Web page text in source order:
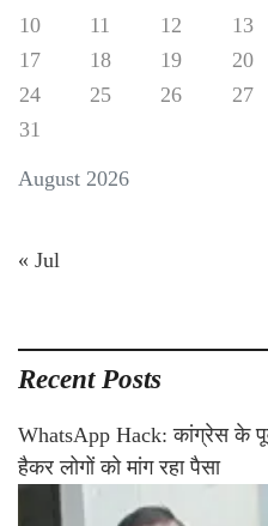
August 2026
10
11 12 13
17
18 19 20
24
25 26 27
31
« Jul
Recent Posts
WhatsApp Hack: कांग्रेस के
हैकर लोगों को मांग रहा पैसा